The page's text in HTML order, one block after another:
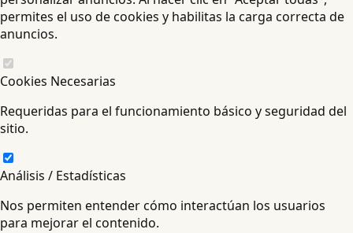
permites el uso de cookies y habilitas la carga correcta de
anuncios.
Cookies Necesarias
Requeridas para el funcionamiento básico y seguridad del
sitio.
Análisis / Estadísticas
Nos permiten entender cómo interactúan los usuarios
para mejorar el contenido.